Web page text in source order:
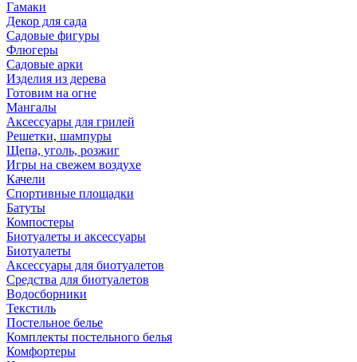
Гамаки
Декор для сада
Садовые фигуры
Флюгеры
Садовые арки
Изделия из дерева
Готовим на огне
Мангалы
Аксессуары для грилей
Решетки, шампуры
Щепа, уголь, розжиг
Игры на свежем воздухе
Качели
Спортивные площадки
Батуты
Компостеры
Биотуалеты и аксессуары
Биотуалеты
Аксессуары для биотуалетов
Средства для биотуалетов
Водосборники
Текстиль
Постельное белье
Комплекты постельного белья
Комфортеры